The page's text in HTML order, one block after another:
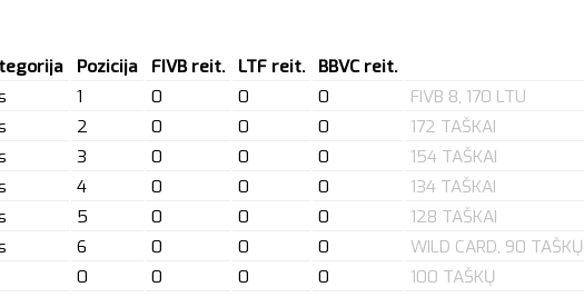
Pozicija FIVB reit. LTF reit.
BBVC reit.
1 0 0 0
FIVB 8, 170 LTU
2 0 0 0
172 TAŠKAI
3 0 0 0
154 TAŠKAI
4 0 0 0
134 TAŠKAI
5 0 0 0
128 TAŠKAI
6 0 0 0
WILD CARD, 90 TAŠKŲ
0 0 0 0
100 TAŠKŲ